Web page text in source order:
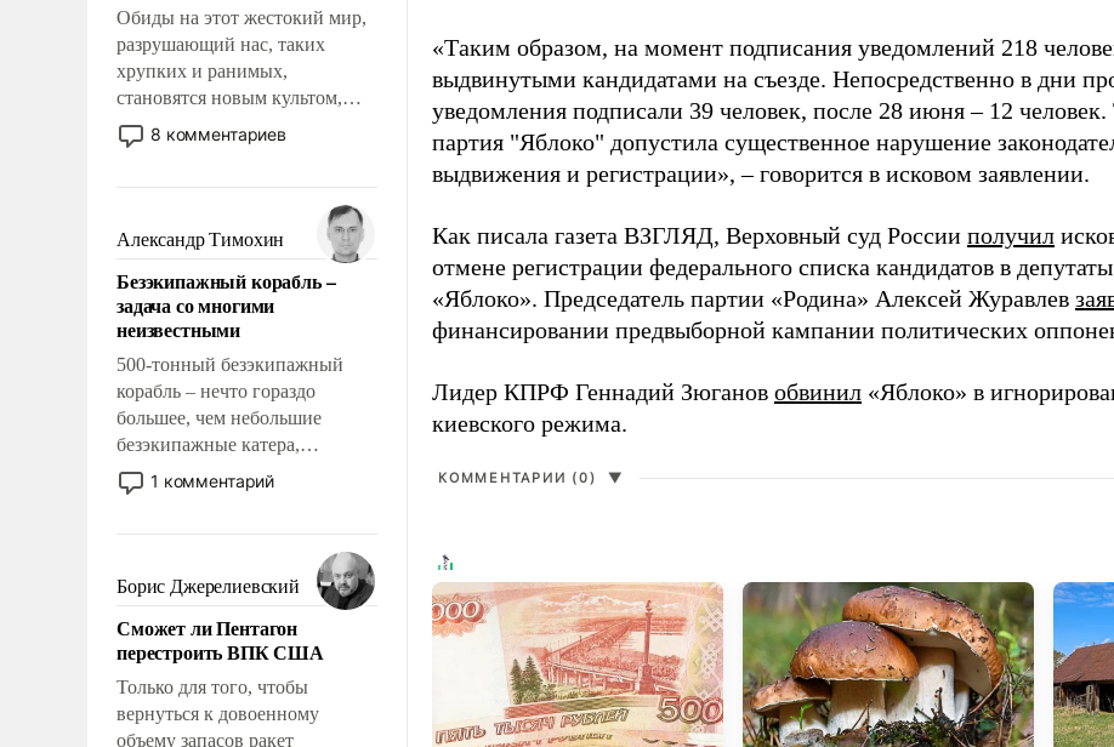
Обиды на этот жестокий мир,
разрушающий нас, таких
хрупких и ранимых,
становятся новым культом,
постепенно вытесняя и
отменяя традиционное
мужественным и твердым под
ударами судьбы, брать на себя
ответственность, помогать
слабым, идти вперед и
адаптироваться.
8 комментариев
Александр Тимохин
Безэкипажный корабль –
задача со многими
неизвестными
500-тонный безэкипажный
корабль – нечто гораздо
большее, чем небольшие
безэкипажные катера,
применение которых уже
стало обыденностью. Задача по
сложна и амбициозна. Однако
и ее реализация радикально
поднимет наши боевые
возможности.
1 комментарий
Борис Джерелиевский
Сможет ли Пентагон
перестроить ВПК США
Только для того, чтобы
вернуться к довоенному
объему запасов ракет
«Таким образом, на момент подписания уведомлений 218
выдвинутыми кандидатами на съезде. Непосредственно в дни
уведомления подписали 39 человек, после 28 июня – 12
партия "Яблоко" допустила существенное нарушение
выдвижения и регистрации», – говорится в исковом заявлении.
Как писала газета ВЗГЛЯД, Верховный суд России получил
отмене регистрации федерального списка кандидатов в
«Яблоко». Председатель партии «Родина» Алексей Журавлев
финансировании предвыборной кампании политических
Лидер КПРФ Геннадий Зюганов обвинил «Яблоко» в
киевского режима.
КОММЕНТАРИИ (0) ▼